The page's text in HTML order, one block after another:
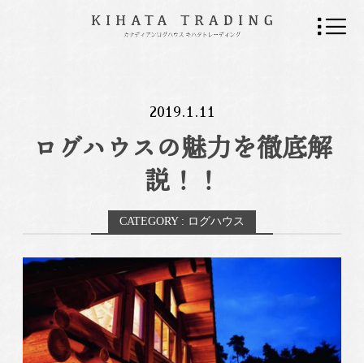
2019.1.11
ログハウスの魅力を徹底解
説！！
CATEGORY : ログハウス